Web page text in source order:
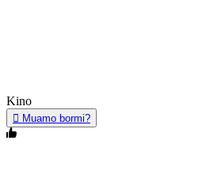
Kino
Muamo bormi?